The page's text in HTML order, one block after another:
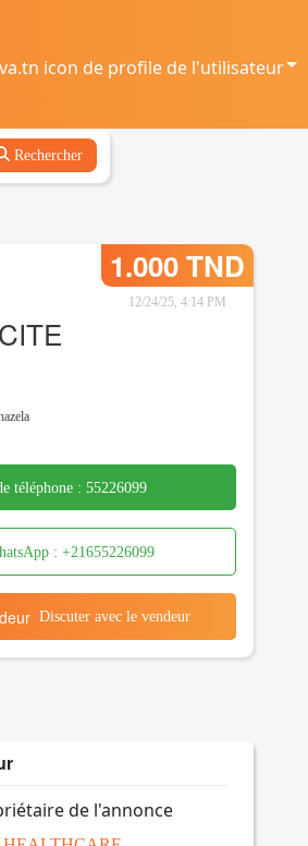
Rechercher
1.000 TND
12/24/25, 4:14 PM
téléphone : 55226099
: +21655226099
Discuter avec le vendeur